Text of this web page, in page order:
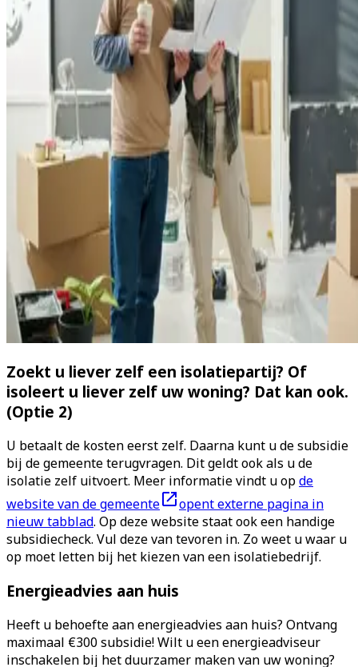
Zoekt u liever zelf een isolatiepartij? Of
isoleert u liever zelf uw woning? Dat kan ook.
(Optie 2)
U betaalt de kosten eerst zelf. Daarna kunt u de subsidie
bij de gemeente terugvragen. Dit geldt ook als u de
isolatie zelf uitvoert. Meer informatie vindt u opde
website van de gemeente
opent externe pagina in
nieuw tabblad. Op deze website staat ook een handige
subsidiecheck. Vul deze van tevoren in. Zo weet u waar u
op moet letten bij het kiezen van een isolatiebedrijf.
Energieadvies aan huis
Heeft u behoefte aan energieadvies aan huis? Ontvang
maximaal €300 subsidie! Wilt u een energieadviseur
inschakelen bij het duurzamer maken van uw woning?